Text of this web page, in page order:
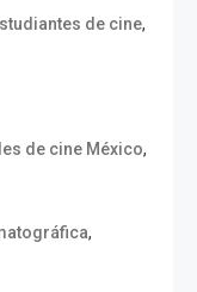
de cine,
de cine México,
,